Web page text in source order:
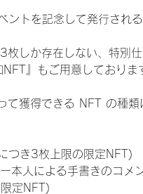
トを記念して発行され
しか存在しない、特別
』もご用意しており
獲得できる NFT の種類
つき3枚上限の限定NFT)
人による手書きのコメ
定NFT)